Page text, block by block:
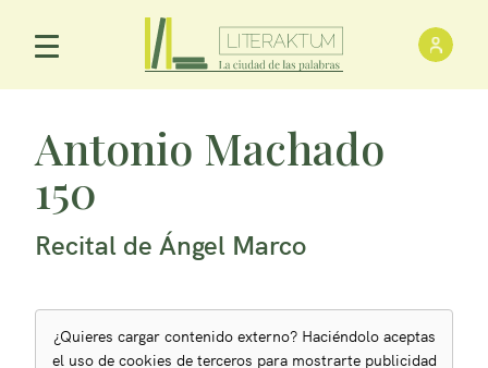
Menú Principal
Antonio Machado
150
Recital de Ángel Marco
¿Quieres cargar contenido externo? Haciéndolo aceptas
el uso de cookies de terceros para mostrarte publicidad